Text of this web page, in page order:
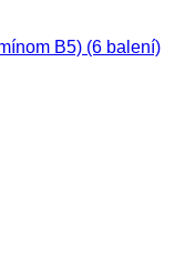
B5) (6 balení)